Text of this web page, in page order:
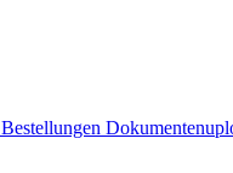
Bestellungen